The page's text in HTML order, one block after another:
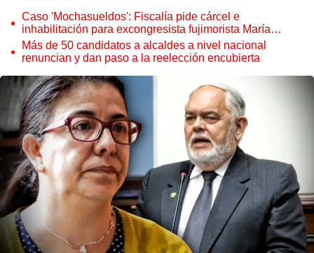
Caso 'Mochasueldos': Fiscalía pide cárcel e
inhabilitación para excongresista fujimorista María
Cordero Jon Tay
Más de 50 candidatos a alcaldes a nivel nacional
renuncian y dan paso a la reelección encubierta